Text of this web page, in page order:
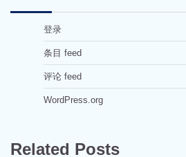
登录
条目 feed
评论 feed
WordPress.org
Related Posts